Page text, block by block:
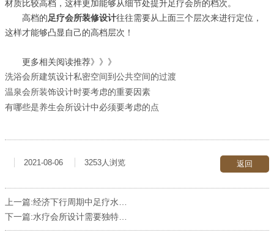
材质比较高档，这样更加能够从细节处提升足疗会所的档次。
高档的足疗会所装修设计往往需要从上面三个层次来进行定位，
这样才能够凸显自己的高档层次！
更多相关阅读推荐》》》
洗浴会所建筑设计私密空间到公共空间的过渡
温泉会所装饰设计时要考虑的重要因素
有哪些是养生会所设计中必须要考虑的点
返回
2021-08-06 3253人浏览
上一篇:经济下行周期中足疗水疗空间的设计策略与创新路径
下一篇:水疗会所设计需要独特的设计风格